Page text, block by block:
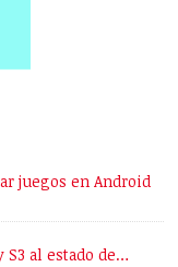
juegos en Android
S3 al estado de…